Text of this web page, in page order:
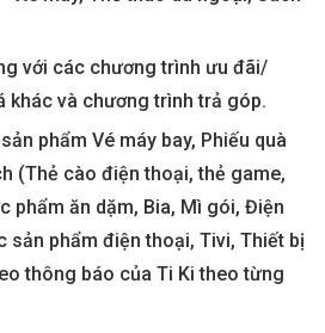
với các chương trình ưu đãi/
khác và chương trình trả góp.
phẩm Vé máy bay, Phiếu quà
(Thẻ cào điện thoại, thẻ game,
phẩm ăn dặm, Bia, Mì gói, Điện
sản phẩm điện thoại, Tivi, Thiết bị
thông báo của Ti Ki theo từng